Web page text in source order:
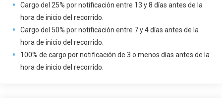
Cargo del 25% por notificación entre 13 y 8 días antes de la
hora de inicio del recorrido.
Cargo del 50% por notificación entre 7 y 4 días antes de la
hora de inicio del recorrido.
100% de cargo por notificación de 3 o menos días antes de la
hora de inicio del recorrido.